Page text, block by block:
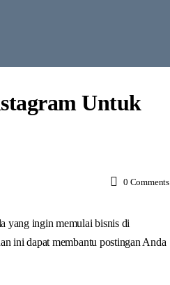
Untuk
0 Comments
yang ingin memulai bisnis di
ini dapat membantu postingan Anda